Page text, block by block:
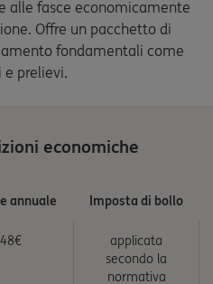
alle fasce economicamente
Offre un pacchetto di
fondamentali come
e prelievi.
economiche
annuale Imposta di bollo
48€
applicata
secondo la
normativa